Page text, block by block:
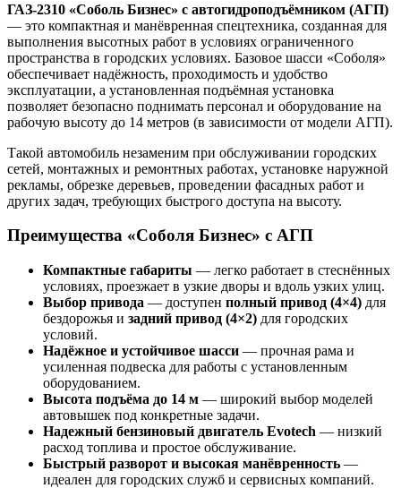
ГАЗ-2310 «Соболь Бизнес» с автогидроподъёмником (АГП)
— это компактная и манёвренная спецтехника, созданная для
выполнения высотных работ в условиях ограниченного
пространства в городских условиях. Базовое шасси «Соболя»
обеспечивает надёжность, проходимость и удобство
эксплуатации, а установленная подъёмная установка
позволяет безопасно поднимать персонал и оборудование на
рабочую высоту до 14 метров (в зависимости от модели АГП).
Такой автомобиль незаменим при обслуживании городских
сетей, монтажных и ремонтных работах, установке наружной
рекламы, обрезке деревьев, проведении фасадных работ и
других задач, требующих быстрого доступа на высоту.
Преимущества «Соболя Бизнес» с АГП
Компактные габариты — легко работает в стеснённых
условиях, проезжает в узкие дворы и вдоль узких улиц.
Выбор привода — доступен полный привод (4×4) для
бездорожья и задний привод (4×2) для городских
условий.
Надёжное и устойчивое шасси — прочная рама и
усиленная подвеска для работы с установленным
оборудованием.
Высота подъёма до 14 м — широкий выбор моделей
автовышек под конкретные задачи.
Надежный бензиновый двигатель Evotech — низкий
расход топлива и простое обслуживание.
Быстрый разворот и высокая манёвренность —
идеален для городских служб и сервисных компаний.